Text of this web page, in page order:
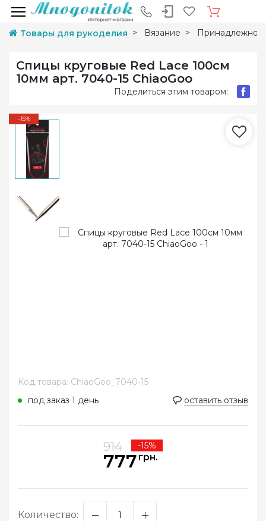
Товары для рукоделия Вязание
Спицы круговые Red Lace 100см
10мм арт. 7040-15 ChiaoGoo
Поделиться этим товаром:
-15%
Код товара: ChiaoGoo_7040-15
под заказ 1 день
оставить отзыв
914 -15%
777 грн.
Количество: